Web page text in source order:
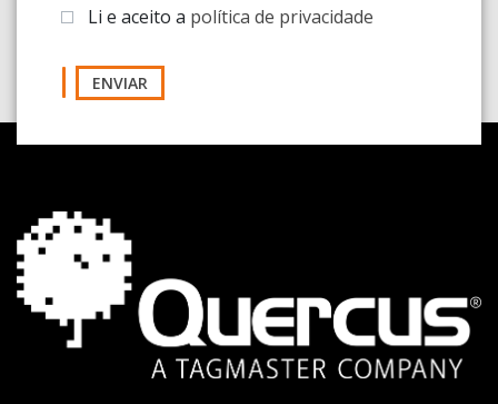
Li e aceito a política de privacidade
ENVIAR